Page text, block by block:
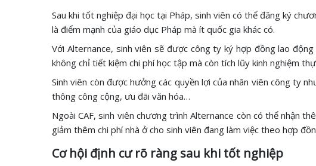
Sau khi tốt nghiệp đại học tại Pháp, sinh viên có thể đăng ký
là điểm mạnh của giáo dục Pháp mà ít quốc gia khác có.
Với Alternance, sinh viên sẽ được công ty ký hợp đồng lao
không chỉ tiết kiệm chi phí học tập mà còn tích lũy kinh nghiệm
Sinh viên còn được hưởng các quyền lợi của nhân viên công ty
thông công cộng, ưu đãi văn hóa…
Ngoài CAF, sinh viên chương trình Alternance còn có thể nhận
giảm thêm chi phí nhà ở cho sinh viên đang làm việc theo hợp
Cơ hội định cư rõ ràng sau khi tốt nghiệp